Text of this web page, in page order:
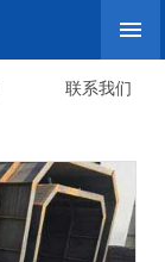
联系我们